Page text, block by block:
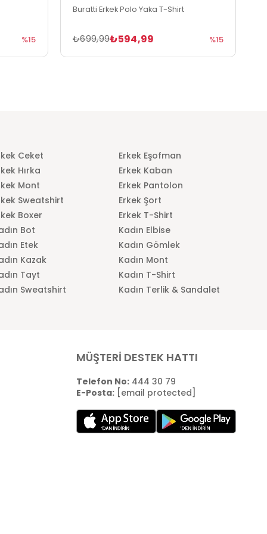
%15
Buratti Erkek Polo Yaka T-Shirt
₺594,99
₺699,99 %15
Ceket
Erkek Eşofman
Hırka
Erkek Kaban
Mont
Erkek Pantolon
Sweatshirt
Erkek Şort
Boxer
Erkek T-Shirt
Bot
Kadın Elbise
Etek
Kadın Gömlek
Kazak
Kadın Mont
Tayt
Kadın T-Shirt
Sweatshirt Kadın Terlik & Sandalet
MÜŞTERİ DESTEK HATTI
Telefon No:444 30 79
E-Posta: [email protected]